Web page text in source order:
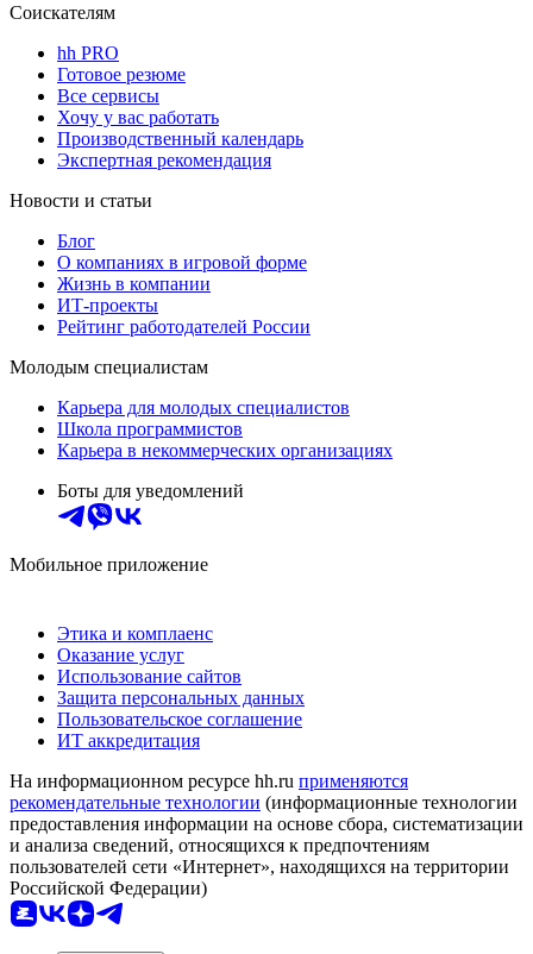
Соискателям
hh PRO
Готовое резюме
Все сервисы
Хочу у вас работать
Производственный календарь
Экспертная рекомендация
Новости и статьи
Блог
О компаниях в игровой форме
Жизнь в компании
ИТ-проекты
Рейтинг работодателей России
Молодым специалистам
Карьера для молодых специалистов
Школа программистов
Карьера в некоммерческих организациях
Боты для уведомлений
Мобильное приложение
Этика и комплаенс
Оказание услуг
Использование сайтов
Защита персональных данных
Пользовательское соглашение
ИТ аккредитация
На информационном ресурсе hh.ru применяются
рекомендательные технологии (информационные технологии
предоставления информации на основе сбора, систематизации
и анализа сведений, относящихся к предпочтениям
пользователей сети «Интернет», находящихся на территории
Российской Федерации)